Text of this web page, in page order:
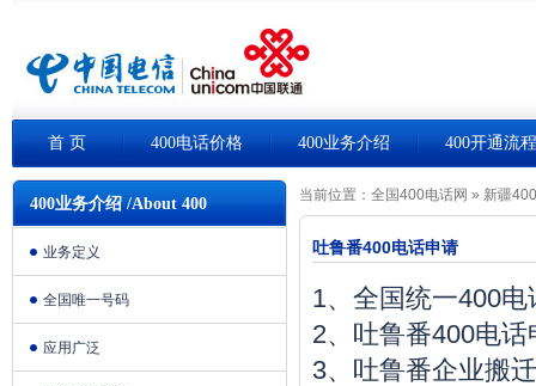
首 页 400电话价格 400业务介绍 400开通流程
400业务介绍 /About 400
业务定义
全国唯一号码
应用广泛
当前位置： 全国400电话网 » 新疆
吐鲁番400电话申请
1、全国统一400
2、吐鲁番400电
3、吐鲁番企业搬